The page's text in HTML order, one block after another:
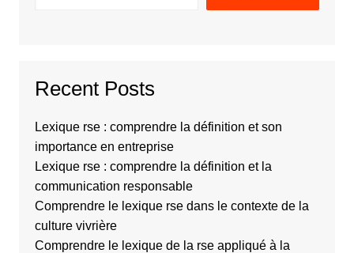
Recent Posts
Lexique rse : comprendre la définition et son
importance en entreprise
Lexique rse : comprendre la définition et la
communication responsable
Comprendre le lexique rse dans le contexte de la
culture vivrière
Comprendre le lexique de la rse appliqué à la